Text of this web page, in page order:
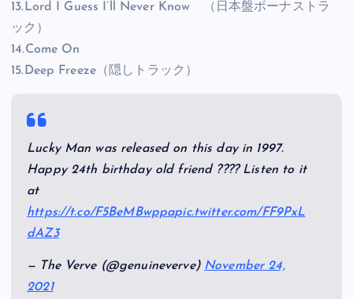
13.Lord I Guess I’ll Never Know （日本盤ボーナストラ
ック）
14.Come On
15.Deep Freeze（隠しトラック）
Lucky Man was released on this day in 1997.
Happy 24th birthday old friend ???? Listen to it
at
https://t.co/F5BeMBwppapic.twitter.com/FF9PxL
dAZ3
— The Verve (@genuineverve) November 24,
2021